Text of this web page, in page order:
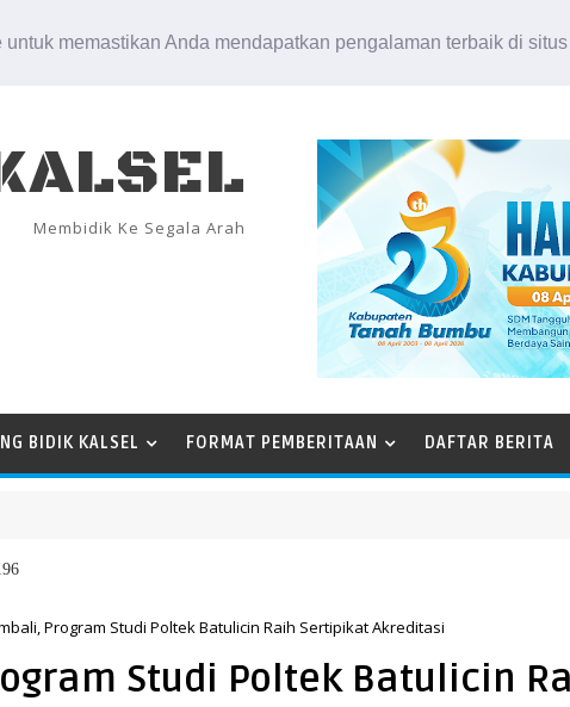
memastikan Anda mendapatkan pengalaman terbaik di
Membidik Ke Segala Arah
BIDIK KALSEL FORMAT PEMBERITAAN DAFTAR BERITA
Menteri Nusron: Gunakan Sudut Pandang Masyarakat
Program Studi Poltek Batulicin Raih Sertipikat Akreditasi
Studi Poltek Batulicin